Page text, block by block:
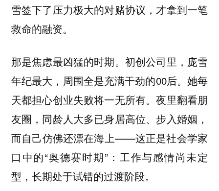
雪签下了压力极大的对赌协议，才拿到一笔
救命的融资。
那是焦虑最凶猛的时期。初创公司里，庞雪
年纪最大，周围全是充满干劲的00后。她每
天都担心创业失败将一无所有。夜里翻看朋
友圈，同龄人大多已身居高位、步入婚姻，
而自己仿佛还漂在海上——这正是社会学家
口中的“奥德赛时期”：工作与感情尚未定
型，长期处于试错的过渡阶段。